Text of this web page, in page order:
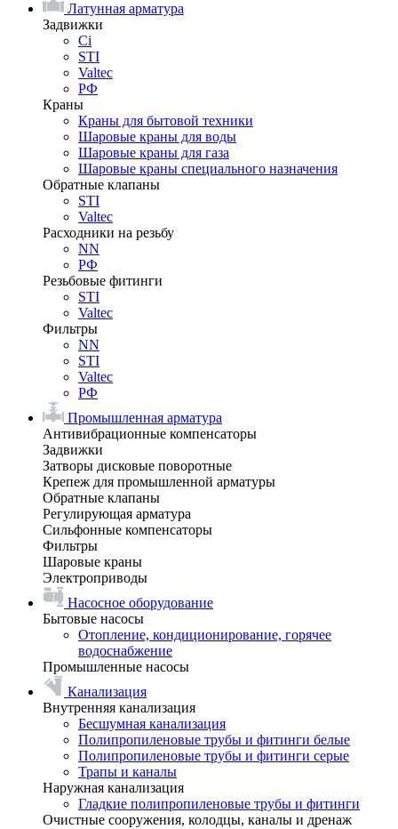
Латунная арматура
Задвижки
Ci
STI
Valtec
РФ
Краны
Краны для бытовой техники
Шаровые краны для воды
Шаровые краны для газа
Шаровые краны специального назначения
Обратные клапаны
STI
Valtec
Расходники на резьбу
NN
РФ
Резьбовые фитинги
STI
Valtec
Фильтры
NN
STI
Valtec
РФ
Промышленная арматура
Антивибрационные компенсаторы
Задвижки
Затворы дисковые поворотные
Крепеж для промышленной арматуры
Обратные клапаны
Регулирующая арматура
Сильфонные компенсаторы
Фильтры
Шаровые краны
Электроприводы
Насосное оборудование
Бытовые насосы
Отопление, кондиционирование, горячее
водоснабжение
Промышленные насосы
Канализация
Внутренняя канализация
Бесшумная канализация
Полипропиленовые трубы и фитинги белые
Полипропиленовые трубы и фитинги серые
Трапы и каналы
Наружная канализация
Гладкие полипропиленовые трубы и фитинги
Очистные сооружения, колодцы, каналы и дренаж